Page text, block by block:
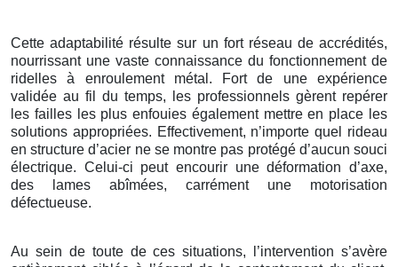
Cette adaptabilité résulte sur un fort réseau de accrédités,
nourrissant une vaste connaissance du fonctionnement de
ridelles à enroulement métal. Fort de une expérience
validée au fil du temps, les professionnels gèrent repérer
les failles les plus enfouies également mettre en place les
solutions appropriées. Effectivement, n’importe quel rideau
en structure d’acier ne se montre pas protégé d’aucun souci
électrique. Celui-ci peut encourir une déformation d’axe,
des lames abîmées, carrément une motorisation
défectueuse.
Au sein de toute de ces situations, l’intervention s’avère